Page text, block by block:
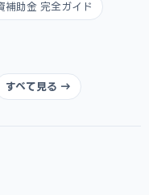
補助金 完全ガイド
すべて見る →